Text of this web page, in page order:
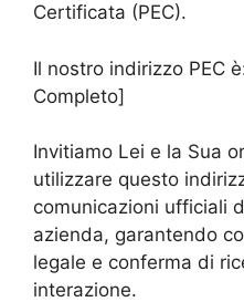
Certificata (PEC).
Il nostro indirizzo PEC
Completo]
Invitiamo Lei e la Sua
utilizzare questo
comunicazioni ufficiali
azienda, garantendo
legale e conferma di
interazione.